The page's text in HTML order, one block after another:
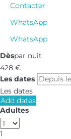
Contacter
WhatsApp
WhatsApp
Dèspar nuit
428 €
Les dates
Les dates
Add dates
Adultes
1